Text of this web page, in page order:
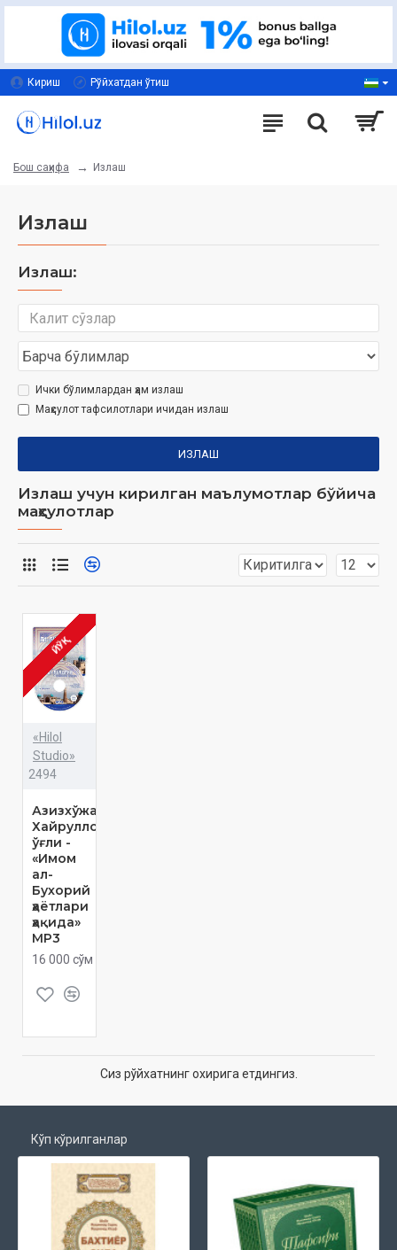
Кириш Рўйхатдан ўтиш
Бош саҳифа Излаш
Излаш
Излаш:
Ички бўлимлардан ҳам излаш
Маҳсулот тафсилотлари ичидан излаш
ИЗЛАШ
Излаш учун кирилган маълумотлар бўйича
маҳсулотлар
ЙЎҚ
«Hilol
Studio»
2494
Азизхўжа
Хайруллоҳ
ўғли -
«Имом
ал-
Бухорий
ҳаётлари
ҳақида»
MP3
16 000 сўм
Сиз рўйхатнинг охирига етдингиз.
Кўп кўрилганлар